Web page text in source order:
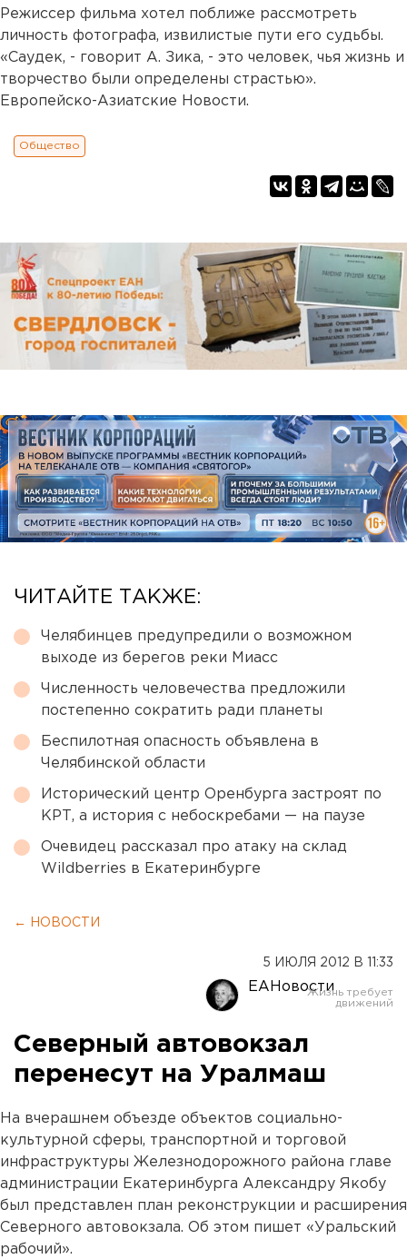
Режиссер фильма хотел поближе рассмотреть
личность фотографа, извилистые пути его судьбы.
«Саудек, - говорит А. Зика, - это человек, чья жизнь и
творчество были определены страстью».
Европейско-Азиатские Новости.
Общество
ЧИТАЙТЕ ТАКЖЕ:
Челябинцев предупредили о возможном
выходе из берегов реки Миасс
Численность человечества предложили
постепенно сократить ради планеты
Беспилотная опасность объявлена в
Челябинской области
Исторический центр Оренбурга застроят по
КРТ, а история с небоскребами — на паузе
Очевидец рассказал про атаку на склад
Wildberries в Екатеринбурге
← НОВОСТИ
5 ИЮЛЯ 2012 В 11:33
ЕАНовости
Северный автовокзал
перенесут на Уралмаш
На вчерашнем объезде объектов социально-
культурной сферы, транспортной и торговой
инфраструктуры Железнодорожного района главе
администрации Екатеринбурга Александру Якобу
был представлен план реконструкции и расширения
Северного автовокзала. Об этом пишет «Уральский
рабочий».